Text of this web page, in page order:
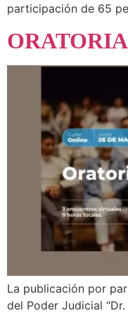
participación de 65
La publicación por
del Poder Judicial